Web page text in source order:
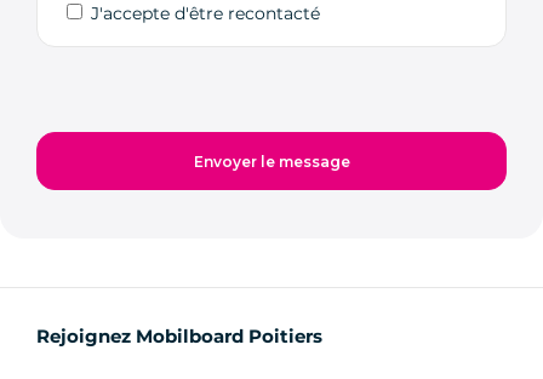
J'accepte d'être recontacté
Rejoignez Mobilboard Poitiers